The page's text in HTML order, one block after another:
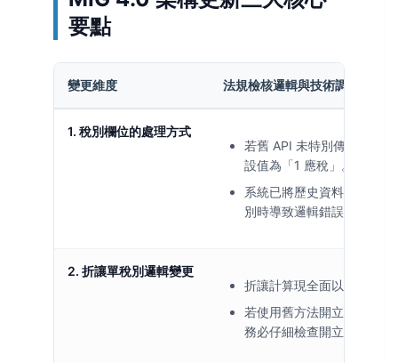
要點
變更維度 法規檢核邏輯與技術調整指引
1. 稅別欄位的處理方式
若舊 API 未特別傳入稅別
設值為「1 應稅」。
系統已將歷史資料同步更
別時導致邏輯錯誤。
2. 折讓單稅別邏輯變更
折讓計算現全面以
若使用舊方法開立折讓單
務必仔細檢查開立以前的